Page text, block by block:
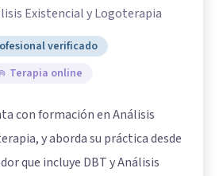
Existencial y Logoterapia
verificado
Terapia online
con formación en Análisis
y aborda su práctica desde
que incluye DBT y Análisis